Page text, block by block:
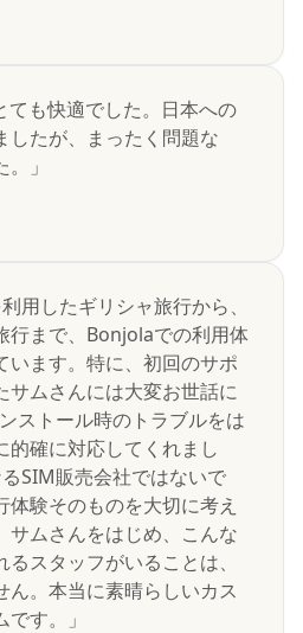
ても快適でした。日本への
したが、まったく問題な
」
用したギリシャ旅行から、
行まで、Bonjolaでの利用体
います。特に、初回のサポ
サムさんには大変お世話に
ストール時のトラブルをは
的確に対応してくれまし
SIM販売会社ではないで
験そのものを大切に考え
サムさんをはじめ、こんな
スタッフがいることは、
ん。本当に素晴らしいカス
す。」